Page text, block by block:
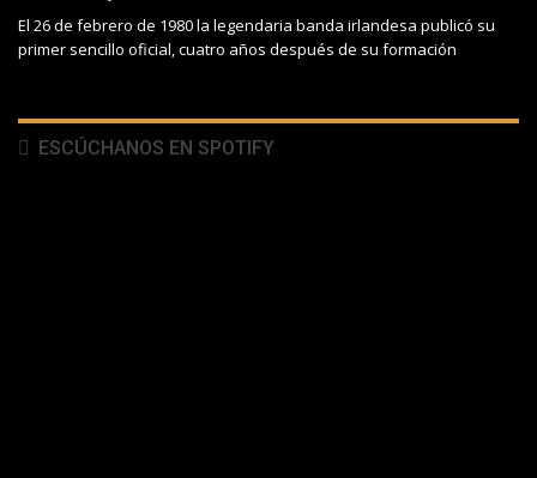
El 26 de febrero de 1980 la legendaria banda irlandesa publicó su
primer sencillo oficial, cuatro años después de su formación
ESCÚCHANOS EN SPOTIFY